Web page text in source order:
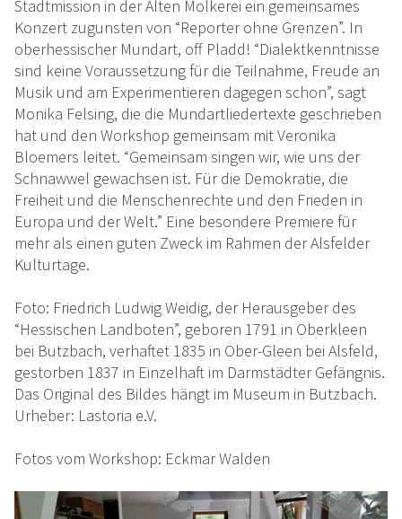
Stadtmission in der Alten Molkerei ein gemeinsames
Konzert zugunsten von “Reporter ohne Grenzen”. In
oberhessischer Mundart, off Pladd! “Dialektkenntnisse
sind keine Voraussetzung für die Teilnahme, Freude an
Musik und am Experimentieren dagegen schon”, sagt
Monika Felsing, die die Mundartliedertexte geschrieben
hat und den Workshop gemeinsam mit Veronika
Bloemers leitet. “Gemeinsam singen wir, wie uns der
Schnawwel gewachsen ist. Für die Demokratie, die
Freiheit und die Menschenrechte und den Frieden in
Europa und der Welt.” Eine besondere Premiere für
mehr als einen guten Zweck im Rahmen der Alsfelder
Kulturtage.
Foto: Friedrich Ludwig Weidig, der Herausgeber des
“Hessischen Landboten”, geboren 1791 in Oberkleen
bei Butzbach, verhaftet 1835 in Ober-Gleen bei Alsfeld,
gestorben 1837 in Einzelhaft im Darmstädter Gefängnis.
Das Original des Bildes hängt im Museum in Butzbach.
Urheber: Lastoria e.V.
Fotos vom Workshop: Eckmar Walden